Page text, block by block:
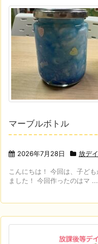
マーブルボトル
2026年7月28日 放デイ
こんにちは！ 今回は、子ど
ました！ 今回作ったのはマ ...